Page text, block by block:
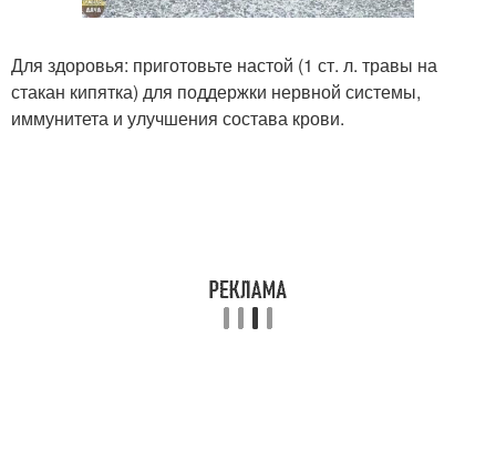
Для здоровья: приготовьте настой (1 ст. л. травы на
стакан кипятка) для поддержки нервной системы,
иммунитета и улучшения состава крови.